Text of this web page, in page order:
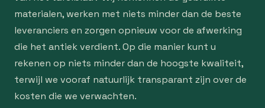
materialen, werken met niets minder dan de beste
leveranciers en zorgen opnieuw voor de afwerking
die het antiek verdient. Op die manier kunt u
rekenen op niets minder dan de hoogste kwaliteit,
terwijl we vooraf natuurlijk transparant zijn over de
kosten die we verwachten.